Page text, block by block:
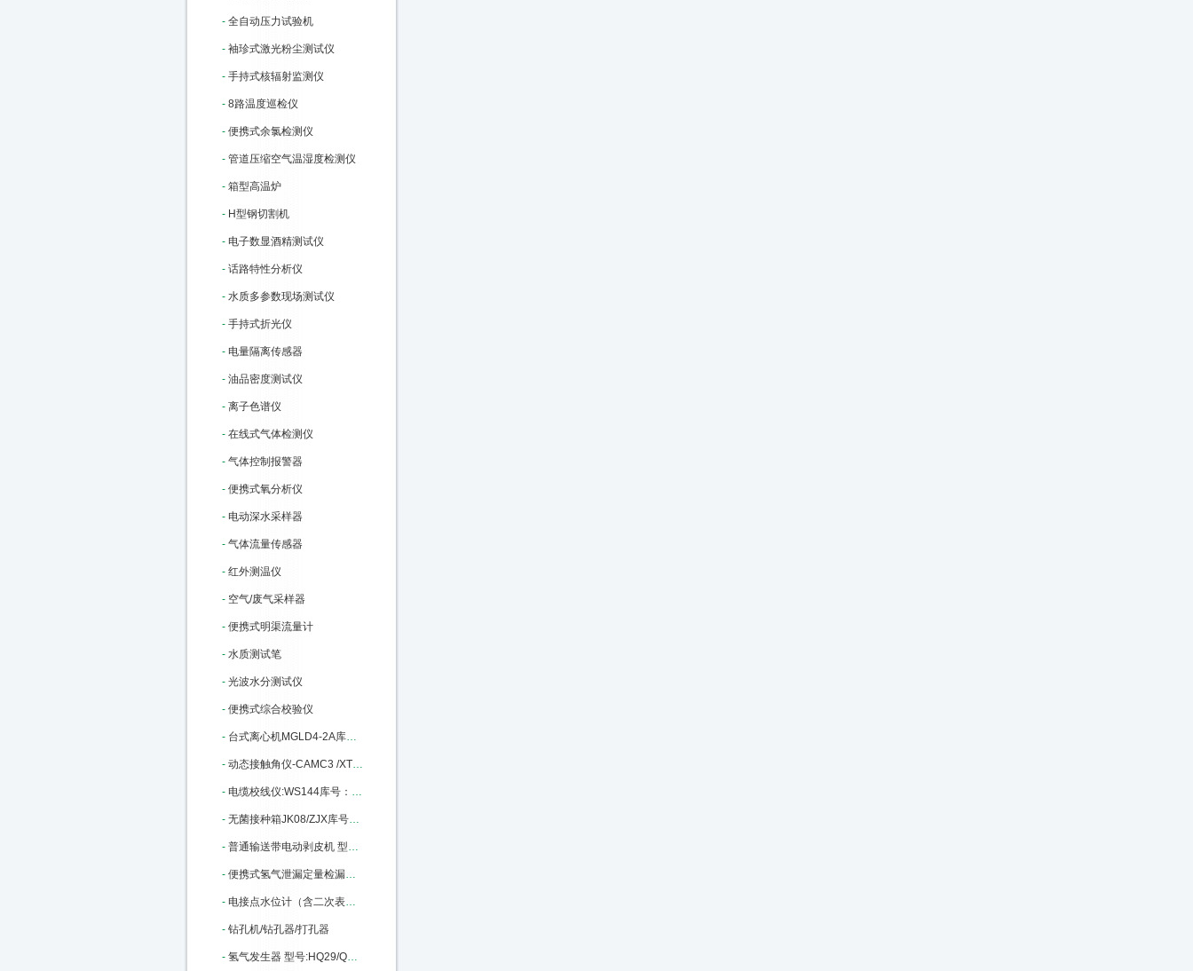
- 全自动压力试验机
- 袖珍式激光粉尘测试仪
- 手持式核辐射监测仪
- 8路温度巡检仪
- 便携式余氯检测仪
- 管道压缩空气温湿度检测仪
- 箱型高温炉
- H型钢切割机
- 电子数显酒精测试仪
- 话路特性分析仪
- 水质多参数现场测试仪
- 手持式折光仪
- 电量隔离传感器
- 油品密度测试仪
- 离子色谱仪
- 在线式气体检测仪
- 气体控制报警器
- 便携式氧分析仪
- 电动深水采样器
- 气体流量传感器
- 红外测温仪
- 空气/废气采样器
- 便携式明渠流量计
- 水质测试笔
- 光波水分测试仪
- 便携式综合校验仪
- 台式离心机MGLD4-2A库号：M387807
- 动态接触角仪-CAMC3 /XT22库号：M405690
- 电缆校线仪:WS144库号：M405706
- 无菌接种箱JK08/ZJX库号：M5727
- 普通输送带电动剥皮机 型号:TJ38-PBJ3库号：M112607
- 便携式氢气泄漏定量检漏仪 型号:LP33-NA-100/NA-1库号：M123892
- 电接点水位计（含二次表和测量筒） 型号:WH23-SXY2S-440mm库号：M170723
- 钻孔机/钻孔器/打孔器
- 氢气发生器 型号:HQ29/QPH-300C库号：M211536